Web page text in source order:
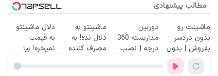
مطالب پیشنهادی
ماشینت رو
بدون دردسر
بفروش | بدون
کمسیون 😍
دوربین
مداربسته 360
درجه | نصب
ماشینتو به
دلال نده! به
مصرف کننده
دلال ماشینتو
به قیمت
نمیخره! بیا
بفروش*فقط